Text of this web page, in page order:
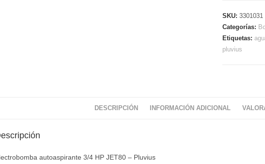
SKU:3301031
Categorías:
Etiquetas:
pluvius
DESCRIPCIÓN INFORMACIÓN ADICIONAL
autoaspirante 3/4 HP JET80 – Pluvius